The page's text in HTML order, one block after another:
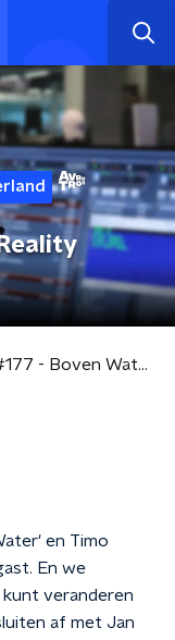
#177 - Boven Water - Reality Check - Wat Blijft
en Timo
En we
veranderen
af met Jan